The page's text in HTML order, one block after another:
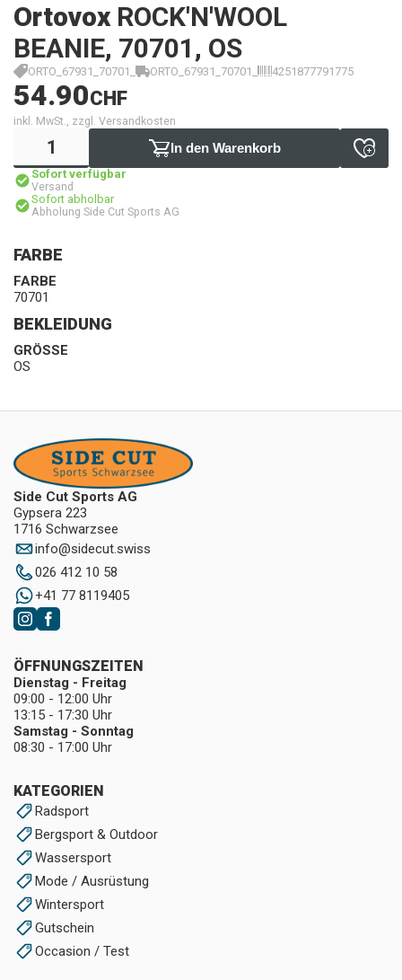
Ortovox ROCK'N'WOOL
BEANIE, 70701, OS
ORTO_67931_70701_ ORTO_67931_70701_ 4251877791775
54.90CHF
inkl. MwSt., zzgl. Versandkosten
In den Warenkorb
Sofort verfügbar
Versand
Sofort abholbar
Abholung Side Cut Sports AG
FARBE
FARBE
70701
BEKLEIDUNG
GRÖSSE
OS
Side Cut Sports AG
Gypsera 223
1716 Schwarzsee
info@sidecut.swiss
026 412 10 58
+41 77 8119405
KATEGORIEN
Radsport
Bergsport & Outdoor
Wassersport
Mode / Ausrüstung
Wintersport
Gutschein
Occasion / Test
ÖFFNUNGSZEITEN
Dienstag - Freitag
09:00 - 12:00 Uhr
13:15 - 17:30 Uhr
Samstag - Sonntag
08:30 - 17:00 Uhr